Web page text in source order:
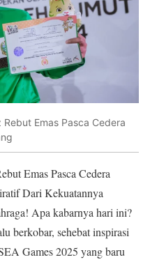
Emas Pasca Cedera
Emas Pasca Cedera
Dari Kekuatannya
Apa kabarnya hari ini?
berkobar, sehebat inspirasi
Games 2025 yang baru